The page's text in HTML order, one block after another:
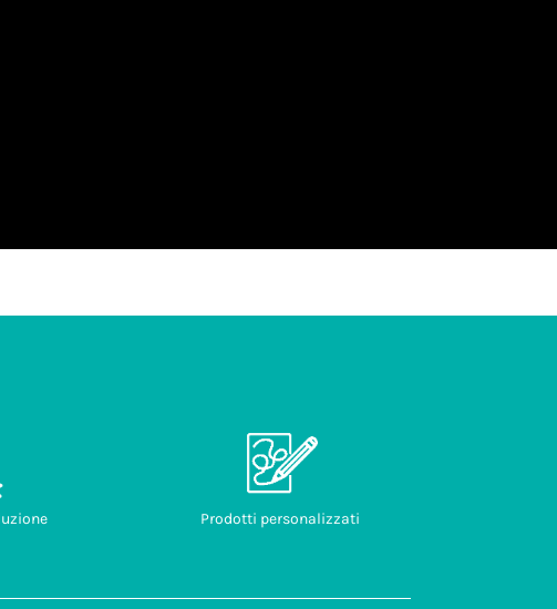
Prodotti personalizzati